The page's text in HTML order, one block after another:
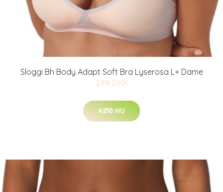
Sloggi Bh Body Adapt Soft Bra Lyserosa L+ Dame
299 DKK
KØB NU